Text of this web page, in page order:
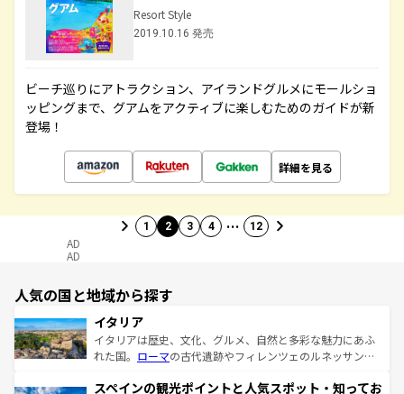
Resort Style
2019.10.16 発売
ビーチ巡りにアトラクション、アイランドグルメにモールショ
ッピングまで、グアムをアクティブに楽しむためのガイドが新
登場！
詳細を見る
1 2 3 4 … 12
AD
AD
人気の国と地域から探す
イタリア
イタリアは歴史、文化、グルメ、自然と多彩な魅力にあふ
れた国。 ローマの古代遺跡やフィレンツェのルネッサンス
ろん、トスカーナの美しい田園風景やアマルフィ海岸の絶
スペインの観光ポイントと人気スポット・知ってお